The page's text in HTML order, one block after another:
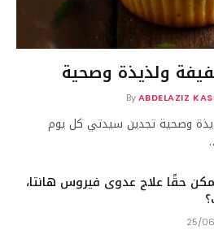
ولذيذة وصحية
By ABDELAZIZ
وصحية تجدين سيدتي كل يوم
حقًا علاج عدوى فيروس هانتا،
25/